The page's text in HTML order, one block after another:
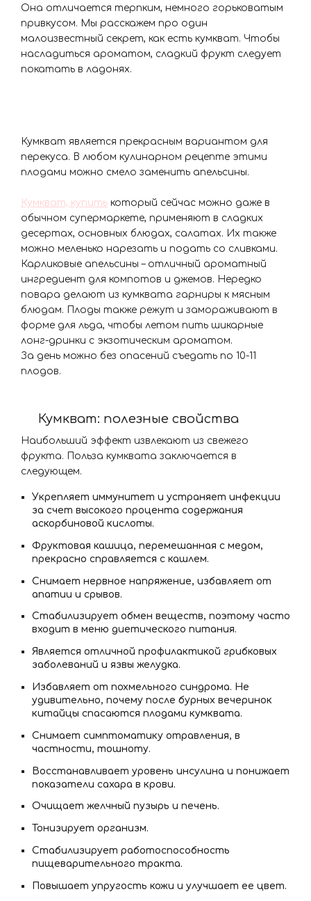
Она отличается терпким, немного горьковатым
привкусом. Мы расскажем про один
малоизвестный секрет, как есть кумкват. Чтобы
насладиться ароматом, сладкий фрукт следует
покатать в ладонях.
Кумкват является прекрасным вариантом для
перекуса. В любом кулинарном рецепте этими
плодами можно смело заменить апельсины.
Кумкват, купить который сейчас можно даже в
обычном супермаркете, применяют в сладких
десертах, основных блюдах, салатах. Их также
можно меленько нарезать и подать со сливками.
Карликовые апельсины – отличный ароматный
ингредиент для компотов и джемов. Нередко
повара делают из кумквата гарниры к мясным
блюдам. Плоды также режут и замораживают в
форме для льда, чтобы летом пить шикарные
лонг-дринки с экзотическим ароматом.
За день можно без опасений съедать по 10-11
плодов.
Кумкват: полезные свойства
Наибольший эффект извлекают из свежего
фрукта. Польза кумквата заключается в
следующем.
Укрепляет иммунитет и устраняет инфекции
за счет высокого процента содержания
аскорбиновой кислоты.
Фруктовая кашица, перемешанная с медом,
прекрасно справляется с кашлем.
Снимает нервное напряжение, избавляет от
апатии и срывов.
Стабилизирует обмен веществ, поэтому часто
входит в меню диетического питания.
Является отличной профилактикой грибковых
заболеваний и язвы желудка.
Избавляет от похмельного синдрома. Не
удивительно, почему после бурных вечеринок
китайцы спасаются плодами кумквата.
Снимает симптоматику отравления, в
частности, тошноту.
Восстанавливает уровень инсулина и понижает
показатели сахара в крови.
Очищает желчный пузырь и печень.
Тонизирует организм.
Стабилизирует работоспособность
пищеварительного тракта.
Повышает упругость кожи и улучшает ее цвет.